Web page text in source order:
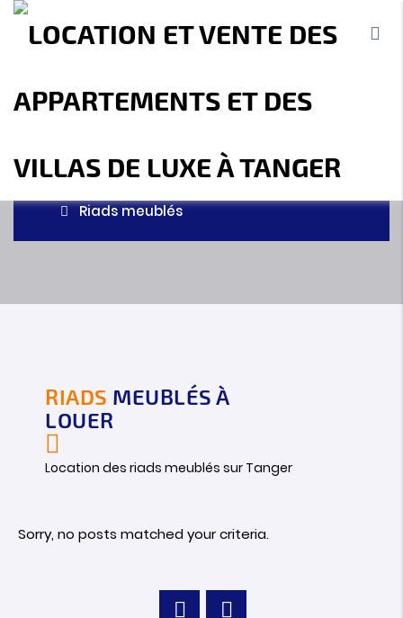
Terrains Location de Vacances Contact
RIADS MEUBLÉS
Tanger
Agence immobilière à Tanger
Riads meublés
RIADS MEUBLÉS À
LOUER
Location des riads meublés sur Tanger
Sorry, no posts matched your criteria.